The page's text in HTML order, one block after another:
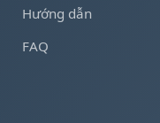
Hướng dẫn
FAQ